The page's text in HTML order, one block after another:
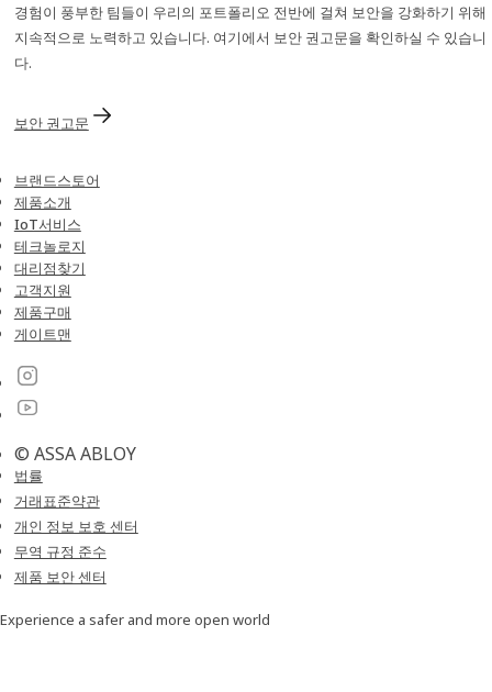
경험이 풍부한 팀들이 우리의 포트폴리오 전반에 걸쳐 보안을 강화하기 위해
지속적으로 노력하고 있습니다. 여기에서 보안 권고문을 확인하실 수 있습니
다.
보안 권고문
브랜드스토어
제품소개
IoT서비스
테크놀로지
대리점찾기
고객지원
제품구매
게이트맨
© ASSA ABLOY
법률
거래표준약관
개인 정보 보호 센터
무역 규정 준수
제품 보안 센터
Experience a safer and more open world